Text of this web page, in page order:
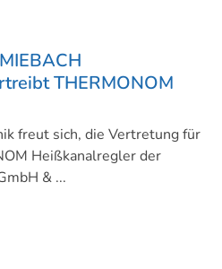
THERMONOM
freut sich, die Vertretung für
Heißkanalregler der
& ...